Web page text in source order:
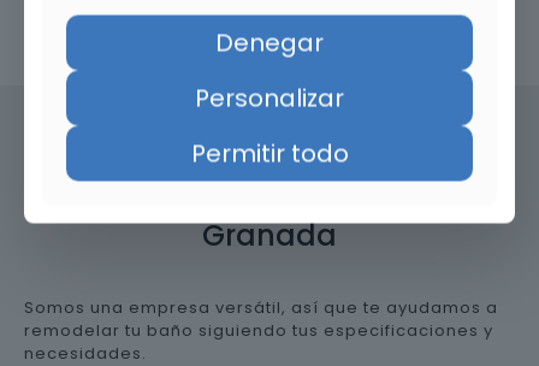
Contacta con nosotros
Granada
Somos una empresa versátil, así que te ayudamos a
remodelar tu baño siguiendo tus especificaciones y
necesidades.
Denegar
Personalizar
Permitir todo